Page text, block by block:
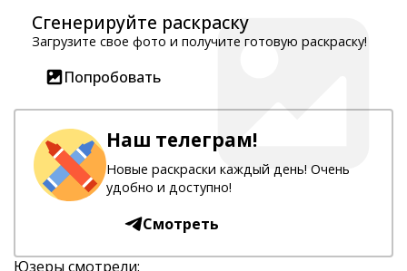
Сгенерируйте раскраску
Загрузите свое фото и получите готовую раскраску!
Попробовать
Наш телеграм!
Новые раскраски каждый день! Очень
удобно и доступно!
Смотреть
Юзеры смотрели: